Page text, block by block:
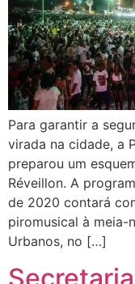
Para garantir a
virada na cidade, a
preparou um
Réveillon. A
de 2020 contará
piromusical à meia-
Urbanos, no […]